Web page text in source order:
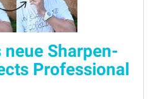
neue Sharpen-
Professional